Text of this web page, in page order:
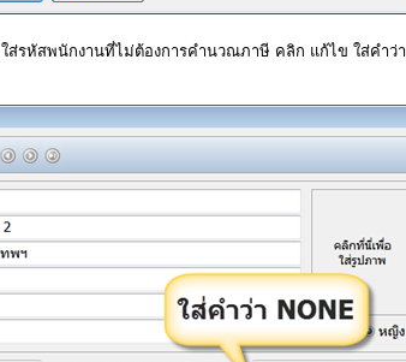
ใส่รหัสพนักงานที่ไม่ต้องการคำนวณภาษี คลิก แก้ไข ใส่คำว่า